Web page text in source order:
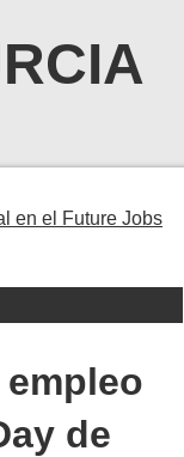
en el Future Jobs
de